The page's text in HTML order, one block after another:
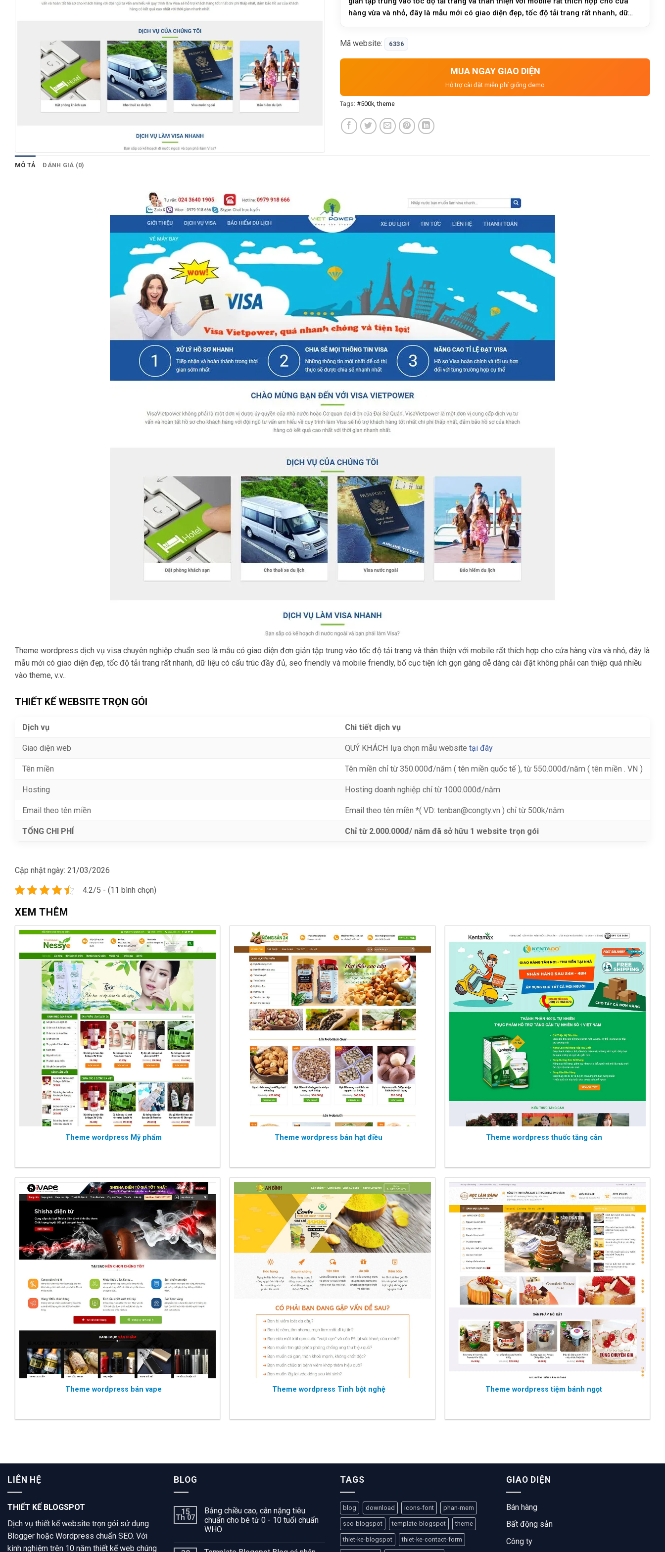
hàng vừa và nhỏ, đây là mẫu mới có giao diện đẹp, tốc độ tải trang rất nhanh, dữ
Mã website: 6336
MUA NGAY GIAO DIỆN
Hỗ trợ cài đặt miễn phí giống demo
Tags: #500k theme
MÔ TẢ ĐÁNH GIÁ (0)
Theme wordpress dịch vụ visa chuyên nghiệp chuẩn seo là mẫu có giao diện đơn giản tập trung vào tốc độ tải trang và thân thiện với mobile rất thích hợp cho cửa hàng vừa và nhỏ, đây là
mẫu mới có giao diện đẹp, tốc độ tải trang rất nhanh, dữ liệu có cấu trúc đầy đủ, seo friendly và mobile friendly, bố cục tiện ích gọn gàng dễ dàng cài đặt không phải can thiệp quá nhiều
vào theme, v.v..
THIẾT KẾ WEBSITE TRỌN GÓI
Dịch vụ Chi tiết dịch vụ
Giao diện web QUÝ KHÁCH lựa chọn mẫu website tại đây
Tên miền Tên miền chỉ từ 350.000đ/năm ( tên miền quốc tế ), từ 550.000đ/năm ( tên miền . VN )
Hosting Hosting doanh nghiệp chỉ từ 1000.000đ/năm
Email theo tên miền Email theo tên miền *( VD: tenban@congty.vn ) chỉ từ 500k/năm
TỔNG CHI PHÍ Chỉ từ 2.000.000đ/ năm đã sở hữu 1 website trọn gói
Cập nhật ngày: 21/03/2026
4.2/5 - (11 bình chọn)
XEM THÊM
Theme wordpress Mỹ phẩm Theme wordpress bán hạt điều Theme wordpress thuốc tăng cân
Theme wordpress bán vape Theme wordpress Tinh bột nghệ Theme wordpress tiệm bánh ngọt
LIÊN HỆ
THIẾT KẾ BLOGSPOT
Dịch vụ thiết kế website trọn gói sử dụng
Blogger hoặc Wordpress chuẩn SEO. Với
kinh nghiệm trên 10 năm thiết kế web chúng
BLOG
15
Th 07
Bảng chiều cao, cân nặng tiêu
chuẩn cho bé từ 0 - 10 tuổi chuẩn
WHO
TAGS
blog download icons-font phan-mem
seo-blogspot template-blogspot theme
thiet-ke-blogspot thiet-ke-contact-form
GIAO DIỆN
Bán hàng
Bất động sản
Công ty